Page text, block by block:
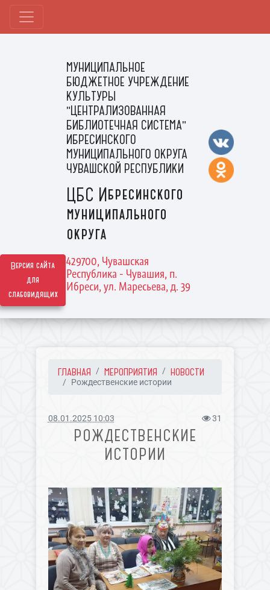
Версия сайта
для
слабовидящих
МУНИЦИПАЛЬНОЕ
БЮДЖЕТНОЕ УЧРЕЖДЕНИЕ
КУЛЬТУРЫ
"ЦЕНТРАЛИЗОВАННАЯ
БИБЛИОТЕЧНАЯ СИСТЕМА"
ИБРЕСИНСКОГО
МУНИЦИПАЛЬНОГО ОКРУГА
ЧУВАШСКОЙ РЕСПУБЛИКИ
ЦБС Ибресинского
муниципального
округа
429700, Чувашская
Республика - Чувашия, п.
Ибреси, ул. Маресьева, д. 39
ГЛАВНАЯ МЕРОПРИЯТИЯ НОВОСТИ
Рождественские истории
08.01.2025 10:03 31
РОЖДЕСТВЕНСКИЕ
ИСТОРИИ